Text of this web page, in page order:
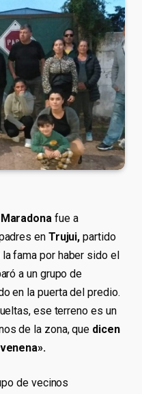
fue a
en Trujui, partido
fama por haber sido el
a un grupo de
en la puerta del predio.
ese terreno es un
de la zona, que dicen
de vecinos